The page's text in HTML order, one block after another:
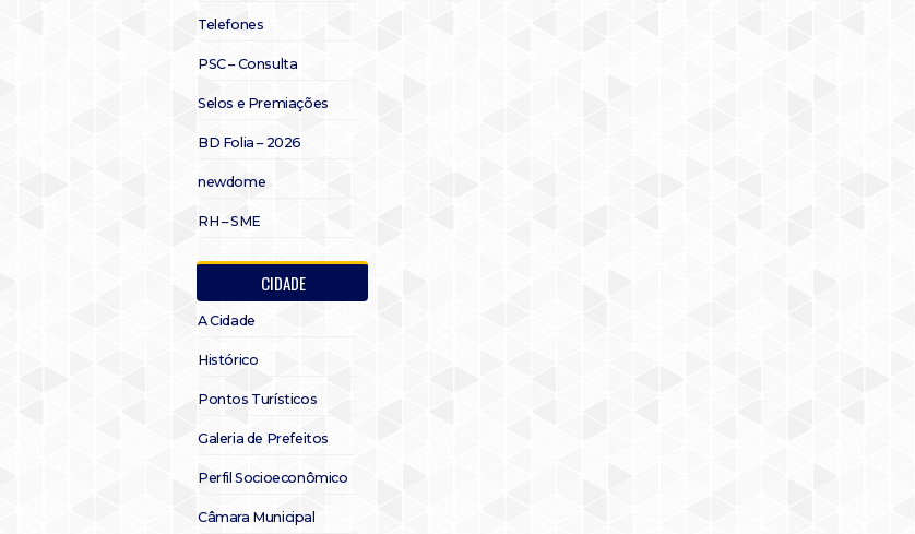
Telefones
PSC – Consulta
Selos e Premiações
BD Folia – 2026
newdome
RH – SME
CIDADE
A Cidade
Histórico
Pontos Turísticos
Galeria de Prefeitos
Perfil Socioeconômico
Câmara Municipal